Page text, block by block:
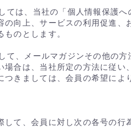
ては、当社の「個人情報保護
の向上、サービスの利用促進
のとします。
て、メールマガジンその他の
場合は、当社所定の方法に従
つきましては、会員の希望によ
して、会員に対し次の各号の行